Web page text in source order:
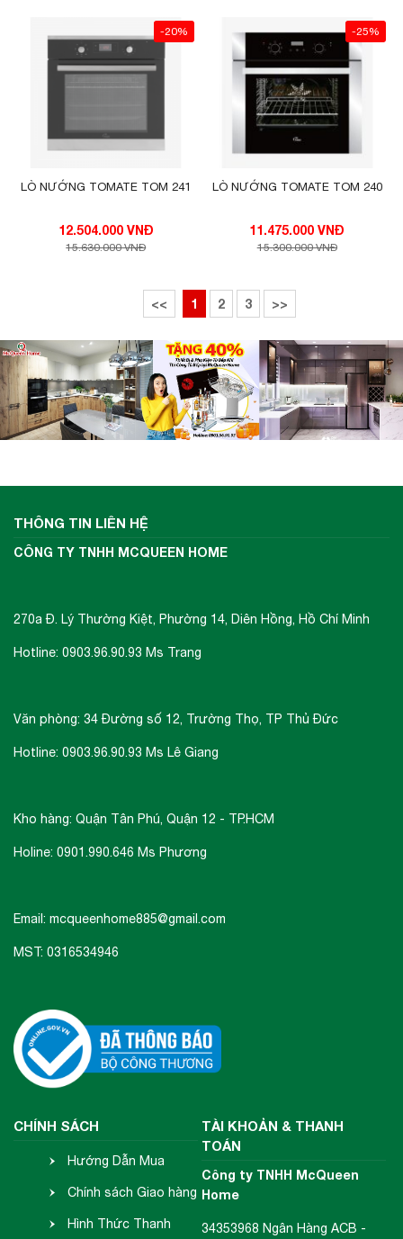
-20%
LÒ NƯỚNG TOMATE TOM 241
12.504.000 VNĐ
15.630.000 VNĐ
-25%
LÒ NƯỚNG TOMATE TOM 240
11.475.000 VNĐ
15.300.000 VNĐ
<< 1 2 3 >>
THÔNG TIN LIÊN HỆ
CÔNG TY TNHH MCQUEEN HOME
270a Đ. Lý Thường Kiệt, Phường 14, Diên Hồng, Hồ Chí Minh
Hotline: 0903.96.90.93 Ms Trang
Văn phòng: 34 Đường số 12, Trường Thọ, TP Thủ Đức
Hotline: 0903.96.90.93 Ms Lê Giang
Kho hàng: Quận Tân Phú, Quận 12 - TP.HCM
Holine: 0901.990.646 Ms Phương
Email: mcqueenhome885@gmail.com
MST: 0316534946
CHÍNH SÁCH
Hướng Dẫn Mua
Hàng
Chính sách Giao hàng
- Nhận hàng
Hình Thức Thanh
TÀI KHOẢN & THANH
TOÁN
Công ty TNHH McQueen
Home
34353968 Ngân Hàng ACB -